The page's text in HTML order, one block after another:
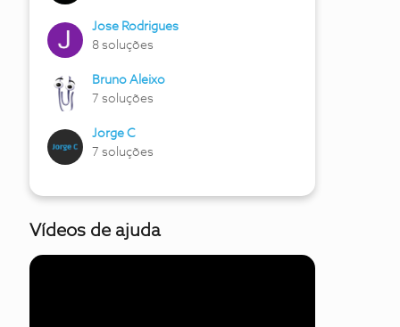
Jose Rodrigues
8 soluções
Bruno Aleixo
7 soluções
Jorge C
7 soluções
Vídeos de ajuda